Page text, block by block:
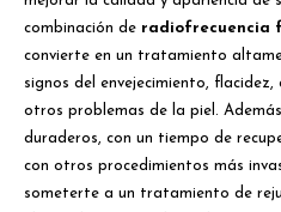
combinación de radiofrecuencia
convierte en un tratamiento
signos del envejecimiento,
otros problemas de la piel.
duraderos, con un tiempo de
con otros procedimientos más
someterte a un tratamiento de